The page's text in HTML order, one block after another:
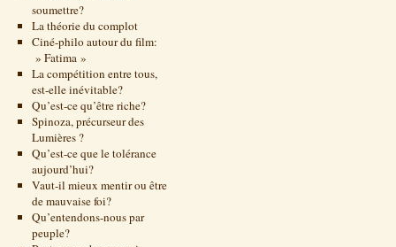
soumettre?
La théorie du complot
Ciné-philo autour du film:
» Fatima »
La compétition entre tous,
est-elle inévitable?
Qu’est-ce qu’être riche?
Spinoza, précurseur des
Lumières ?
Qu’est-ce que le tolérance
aujourd’hui?
Vaut-il mieux mentir ou être
de mauvaise foi?
Qu’entendons-nous par
peuple?